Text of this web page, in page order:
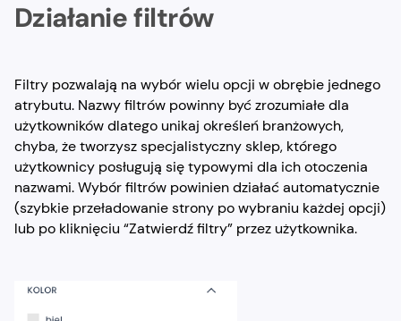
Działanie filtrów
Filtry pozwalają na wybór wielu opcji w obrębie jednego
atrybutu. Nazwy filtrów powinny być zrozumiałe dla
użytkowników dlatego unikaj określeń branżowych,
chyba, że tworzysz specjalistyczny sklep, którego
użytkownicy posługują się typowymi dla ich otoczenia
nazwami. Wybór filtrów powinien działać automatycznie
(szybkie przeładowanie strony po wybraniu każdej opcji)
lub po kliknięciu “Zatwierdź filtry” przez użytkownika.